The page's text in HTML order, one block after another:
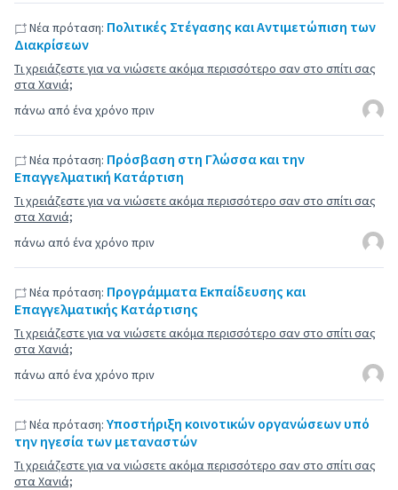
πάνω από ένα χρόνο πριν
Νέα πρόταση: Πολιτικές Στέγασης και Αντιμετώπιση των
Διακρίσεων
Τι χρειάζεστε για να νιώσετε ακόμα περισσότερο σαν στο σπίτι σας
στα Χανιά;
πάνω από ένα χρόνο πριν
Νέα πρόταση: Πρόσβαση στη Γλώσσα και την
Επαγγελματική Κατάρτιση
Τι χρειάζεστε για να νιώσετε ακόμα περισσότερο σαν στο σπίτι σας
στα Χανιά;
πάνω από ένα χρόνο πριν
Νέα πρόταση: Προγράμματα Εκπαίδευσης και
Επαγγελματικής Κατάρτισης
Τι χρειάζεστε για να νιώσετε ακόμα περισσότερο σαν στο σπίτι σας
στα Χανιά;
Νέα πρόταση: Υποστήριξη κοινοτικών οργανώσεων υπό
την ηγεσία των μεταναστών
Τι χρειάζεστε για να νιώσετε ακόμα περισσότερο σαν στο σπίτι σας
στα Χανιά;